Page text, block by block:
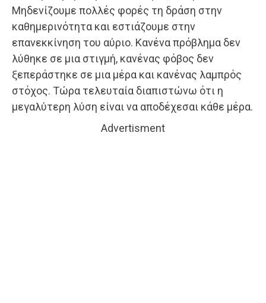
Μηδενίζουμε πολλές φορές τη δράση στην
καθημερινότητα και εστιάζουμε στην
επανεκκίνηση του αύριο. Κανένα πρόβλημα δεν
λύθηκε σε μια στιγμή, κανένας φόβος δεν
ξεπεράστηκε σε μια μέρα και κανένας λαμπρός
στόχος. Τώρα τελευταία διαπιστώνω ότι η
μεγαλύτερη λύση είναι να αποδέχεσαι κάθε μέρα.
Advertisment